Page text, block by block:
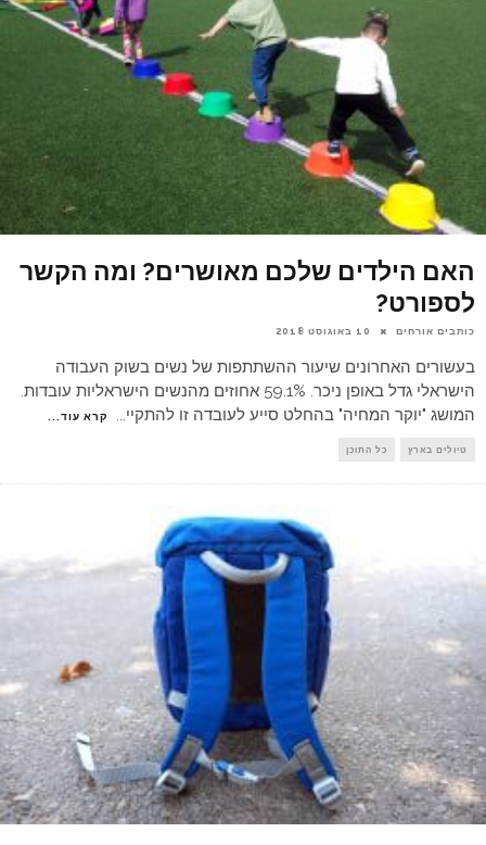
האם הילדים שלכם מאושרים? ומה הקשר
לספורט?
כותבים אורחים 10 באוגוסט 2018
בעשורים האחרונים שיעור ההשתתפות של נשים בשוק העבודה
הישראלי גדל באופן ניכר. 59.1% אחוזים מהנשים הישראליות עובדות.
המושג "יוקר המחיה" בהחלט סייע לעובדה זו להתקיי... קרא עוד...
טיולים בארץ כל התוכן